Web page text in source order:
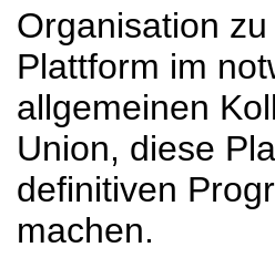
Organisation
Plattform im
allgemeinen
Union, diese
definitiven
machen.